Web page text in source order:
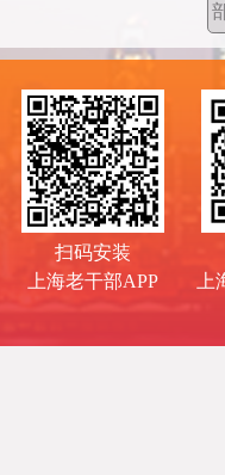
扫码安装
上海老干部APP